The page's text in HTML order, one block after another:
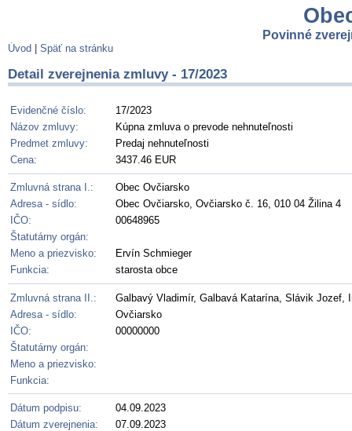
Povinné
Úvod Späť na stránku
Detail zverejnenia zmluvy - 17/2023
Evidenčné číslo:
17/2023
Názov zmluvy:
Kúpna zmluva o prevode nehnuteľnosti
Predmet zmluvy:
Predaj nehnuteľnosti
Cena:
3437.46 EUR
Zmluvná strana I.:
Obec Ovčiarsko
Adresa - sídlo:
Obec Ovčiarsko, Ovčiarsko č. 16, 010 04 Žilina 4
IČO:
00648965
Štatutárny orgán:
Meno a priezvisko:
Ervín Schmieger
Funkcia:
starosta obce
Zmluvná strana II.:
Galbavý Vladimír, Galbavá Katarína, Slávik Jozef,
Adresa - sídlo:
Ovčiarsko
IČO:
00000000
Štatutárny orgán:
Meno a priezvisko:
Funkcia:
Dátum podpisu:
04.09.2023
Dátum zverejnenia:
07.09.2023